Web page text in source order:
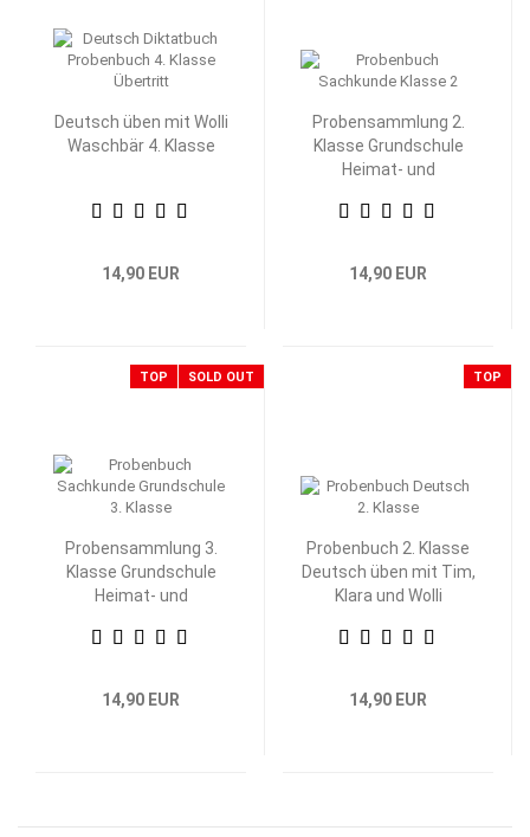
Deutsch üben mit Wolli
Waschbär 4. Klasse
14,90 EUR
Probensammlung 2.
Klasse Grundschule
Heimat- und
14,90 EUR
TOP SOLD OUT
Probensammlung 3.
Klasse Grundschule
Heimat- und
14,90 EUR
TOP
Probenbuch 2. Klasse
Deutsch üben mit Tim,
Klara und Wolli
14,90 EUR